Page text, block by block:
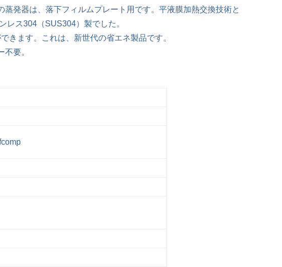
発器は、落下フィルムプレート用です。平液膜加熱交換技術と
レス304（SUS304）製でした。
きます。これは、新世代の省エネ製品です。
要。